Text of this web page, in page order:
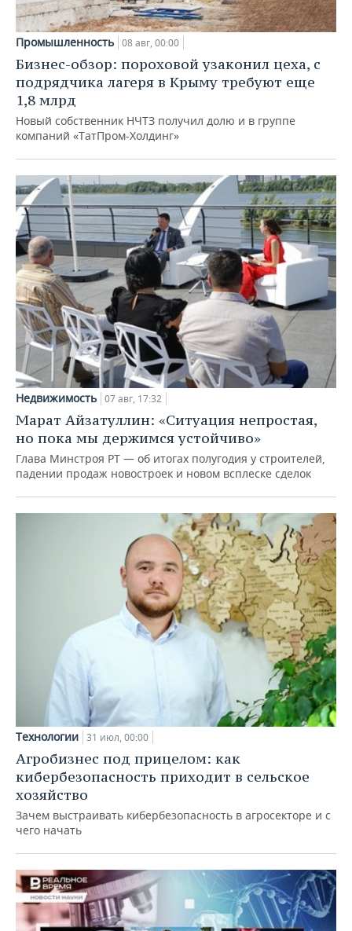
Промышленность 08 авг, 00:00
Бизнес-обзор: пороховой узаконил цеха, с
подрядчика лагеря в Крыму требуют еще
1,8 млрд
Новый собственник НЧТЗ получил долю и в группе
компаний «ТатПром-Холдинг»
Недвижимость 07 авг, 17:32
Марат Айзатуллин: «Ситуация непростая,
но пока мы держимся устойчиво»
Глава Минстроя РТ — об итогах полугодия у строителей,
падении продаж новостроек и новом всплеске сделок
Технологии 31 июл, 00:00
Агробизнес под прицелом: как
кибербезопасность приходит в сельское
хозяйство
Зачем выстраивать кибербезопасность в агросекторе и с
чего начать